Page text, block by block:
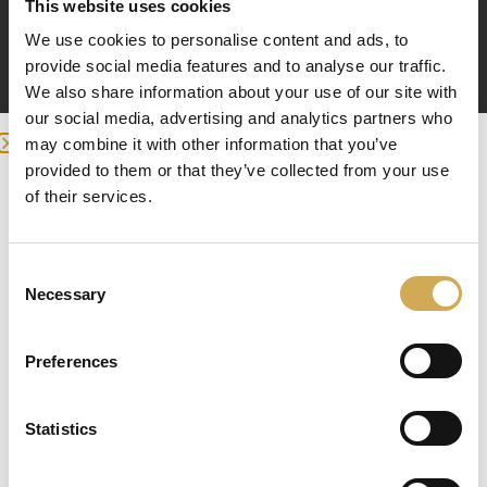
This website uses cookies
We use cookies to personalise content and ads, to
provide social media features and to analyse our traffic.
We also share information about your use of our site with
our social media, advertising and analytics partners who
may combine it with other information that you’ve
provided to them or that they’ve collected from your use
of their services.
Selection
Necessary
Preferences
Statistics
adressuppgifter för leverans. E-postadress och/eller
mobilnummer kan även komma att delas med
fraktbolaget för avisering. De fraktbolag vi
samarbetar med är: Schenker.
10.4.3 Nyhetsbrev
– Har du valt att prenumerera på vårt nyhetsbrev
delas förnamn, efternamn och e-postadress med vår
uppdaterad med information och erbjudanden i
nyhetsbrev.
– Du har rätt att få utdrag av all information som
finns om dig hos oss. Utdrag levereras elektroniskt i
10.6 Rätt till rättelse
information eller komplettera information som är
we detected you are at , continue ?
Enter your delivery location
Select your country/region and we will